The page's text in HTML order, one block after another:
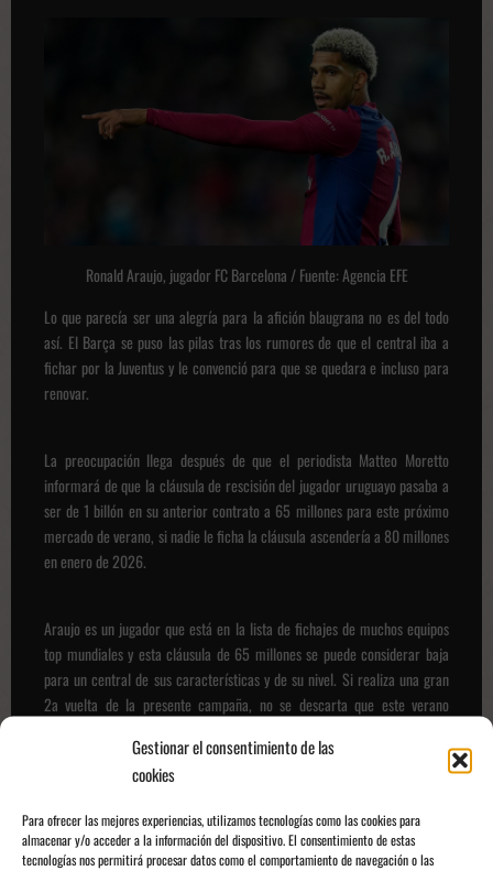
Gestionar el consentimiento de las
cookies
Para ofrecer las mejores experiencias, utilizamos tecnologías como las cookies para
almacenar y/o acceder a la información del dispositivo. El consentimiento de estas
tecnologías nos permitirá procesar datos como el comportamiento de navegación o las
Ronald Araujo, jugador FC Barcelona / Fuente: Agencia EFE
Lo que parecía ser una alegría para la afición blaugrana no es del todo
así. El Barça se puso las pilas tras los rumores de que el central iba a
fichar por la Juventus y le convenció para que se quedara e incluso para
renovar.
La preocupación llega después de que el periodista Matteo Moretto
informará de que la cláusula de rescisión del jugador uruguayo pasaba a
ser de 1 billón en su anterior contrato a 65 millones para este próximo
mercado de verano, si nadie le ficha la cláusula ascendería a 80 millones
en enero de 2026.
Araujo es un jugador que está en la lista de fichajes de muchos equipos
top mundiales y esta cláusula de 65 millones se puede considerar baja
para un central de sus características y de su nivel. Si realiza una gran
2a vuelta de la presente campaña, no se descarta que este verano
a
v
El Girona FC recibirá al Getafe el viernes 14 de febrero a las 21:00
Siguiente: